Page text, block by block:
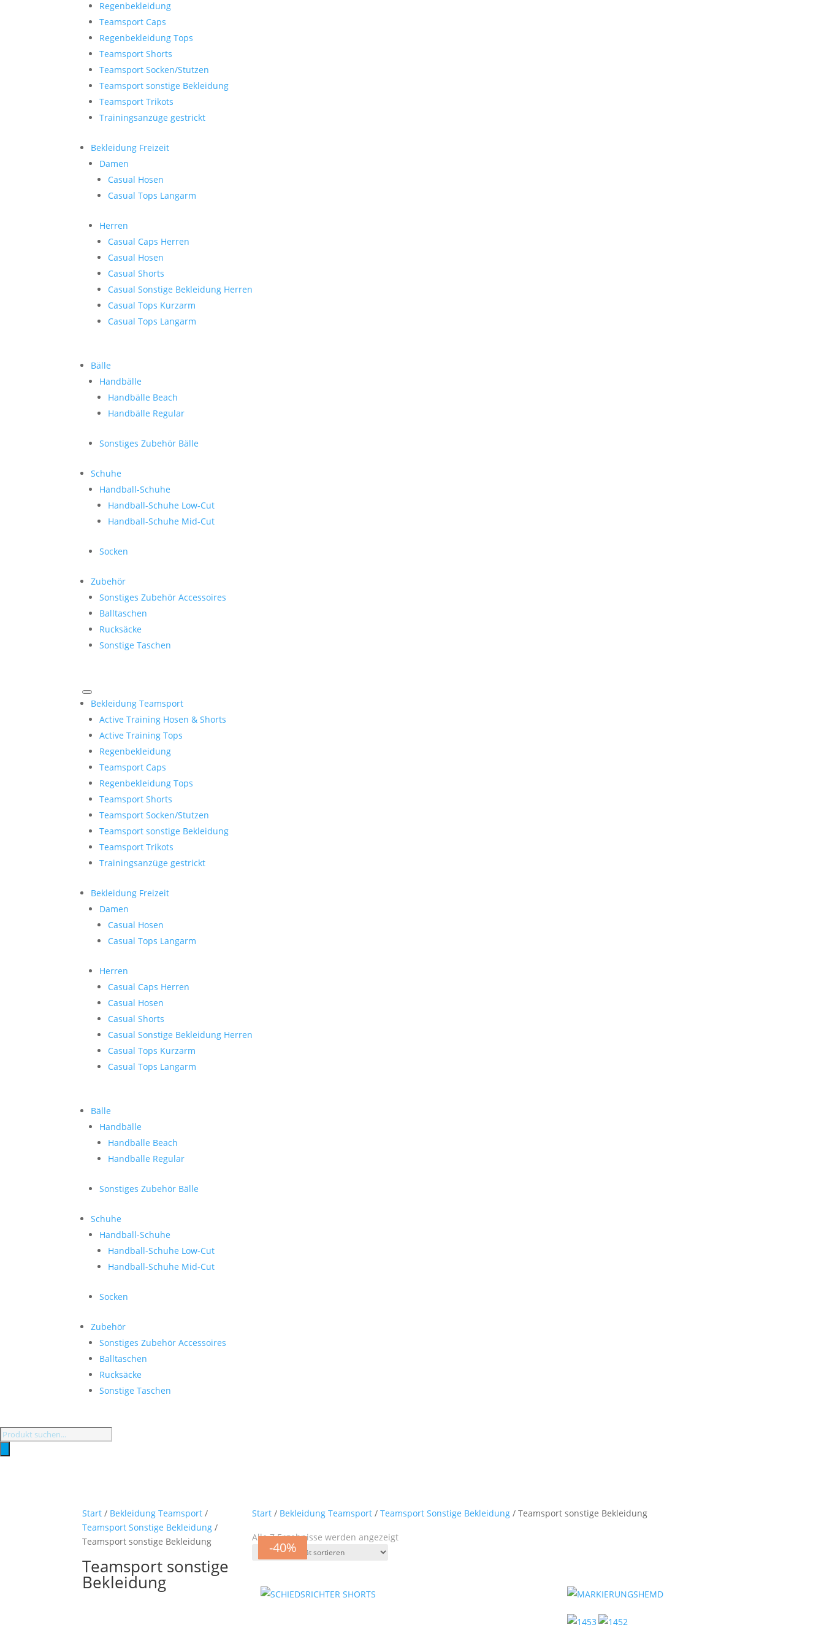
Regenbekleidung
Teamsport Caps
Regenbekleidung Tops
Teamsport Shorts
Teamsport Socken/Stutzen
Teamsport sonstige Bekleidung
Teamsport Trikots
Trainingsanzüge gestrickt
Bekleidung Freizeit
Damen
Casual Hosen
Casual Tops Langarm
Herren
Casual Caps Herren
Casual Hosen
Casual Shorts
Casual Sonstige Bekleidung Herren
Casual Tops Kurzarm
Casual Tops Langarm
Bälle
Handbälle
Handbälle Beach
Handbälle Regular
Sonstiges Zubehör Bälle
Schuhe
Handball-Schuhe
Handball-Schuhe Low-Cut
Handball-Schuhe Mid-Cut
Socken
Zubehör
Sonstiges Zubehör Accessoires
Balltaschen
Rucksäcke
Sonstige Taschen
Bekleidung Teamsport
Active Training Hosen & Shorts
Active Training Tops
Regenbekleidung
Teamsport Caps
Regenbekleidung Tops
Teamsport Shorts
Teamsport Socken/Stutzen
Teamsport sonstige Bekleidung
Teamsport Trikots
Trainingsanzüge gestrickt
Bekleidung Freizeit
Damen
Casual Hosen
Casual Tops Langarm
Herren
Casual Caps Herren
Casual Hosen
Casual Shorts
Casual Sonstige Bekleidung Herren
Casual Tops Kurzarm
Casual Tops Langarm
Bälle
Handbälle
Handbälle Beach
Handbälle Regular
Sonstiges Zubehör Bälle
Schuhe
Handball-Schuhe
Handball-Schuhe Low-Cut
Handball-Schuhe Mid-Cut
Socken
Zubehör
Sonstiges Zubehör Accessoires
Balltaschen
Rucksäcke
Sonstige Taschen
Products
Start / Bekleidung Teamsport /
Teamsport Sonstige Bekleidung /
Teamsport sonstige Bekleidung
Teamsport sonstige
Bekleidung
Start / Bekleidung Teamsport /Teamsport Sonstige Bekleidung / Teamsport sonstige Bekleidung
Alle 7 Ergebnisse werden angezeigtNach
-40%
-40%
-40%
-40%
-40%
-40%
-40%